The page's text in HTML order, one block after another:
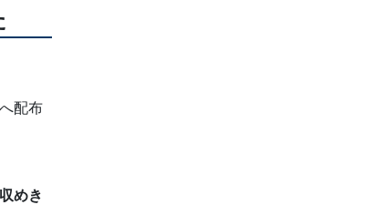
配布
めき